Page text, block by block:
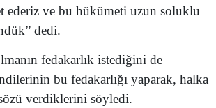
ederiz ve bu hükümeti uzun soluklu
dedi.
fedakarlık istediğini de
bu fedakarlığı yaparak, halka
verdiklerini söyledi.